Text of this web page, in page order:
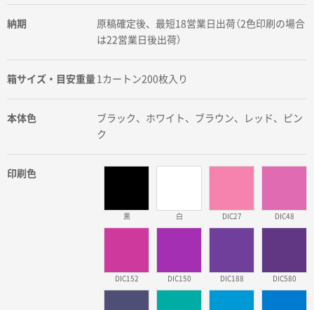
納期
原稿確定後、最短18営業日出荷（2色印刷の場合
は22営業日後出荷）
箱サイズ・目安重量 1カートン200枚入り
本体色
ブラック、ホワイト、ブラウン、レッド、ピン
ク
印刷色
黒 白 DIC27 DIC48
DIC152 DIC150 DIC188 DIC580